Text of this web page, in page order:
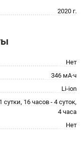
2020 г.
Нет
346 мА·ч
Li-ion
1 сутки, 16 часов - 4 суток,
4 часа
Нет